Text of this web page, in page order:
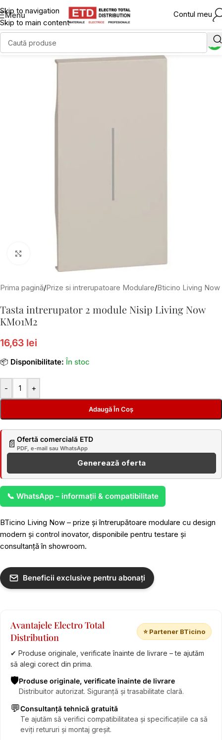
Skip to navigation
Skip to main content
Menu Contul meu
Prima pagină/Prize si intrerupatoare Modulare/Bticino Living Now
Tasta intrerupator 2 module Nisip Living Now
KM01M2
16,63 lei
📦 Disponibilitate: În stoc
- +
Adaugă În Coș
📄 Ofertă comercială ETD
PDF, e-mail sau WhatsApp
Generează oferta
📞 WhatsApp – informații & compatibilitate
BTicino Living Now – prize și întrerupătoare modulare cu design
modern și control inovator, disponibile pentru testare și
consultanță în showroom.
Beneficii exclusive pentru abonați
Avantajele Electro Total
Distribution
⭐ Partener BTicino
✔ Produse originale, verificate înainte de livrare – te ajutăm
să alegi corect din prima.
🛡️Produse originale, verificate înainte de livrare
Distribuitor autorizat. Siguranță și trasabilitate clară.
💬Consultanță tehnică gratuită
Te ajutăm să verifici compatibilitatea și specificațiile ca să
eviți retururi și montaj greșit.